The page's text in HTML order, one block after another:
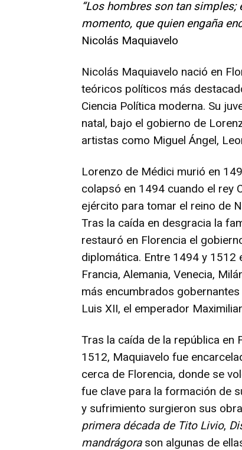
“Los hombres son tan
momento, que quien engaña
Nicolás Maquiavelo
Nicolás Maquiavelo nació en
teóricos políticos más
Ciencia Política moderna. Su
natal, bajo el gobierno de
artistas como Miguel Ángel,
Lorenzo de Médici murió en
colapsó en 1494 cuando el rey
ejército para tomar el reino de
Tras la caída en desgracia la
restauró en Florencia el
diplomática. Entre 1494 y
Francia, Alemania, Venecia,
más encumbrados
Luis XII, el emperador
Tras la caída de la república en
1512, Maquiavelo fue
cerca de Florencia, donde se
fue clave para la formación de
y sufrimiento surgieron sus
primera década de Tito Livio,
mandrágorason algunas de